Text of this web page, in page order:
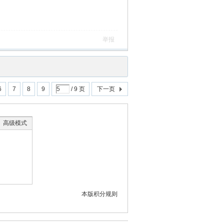
举报
7 8 9 / 9 页 下一页
高级模式
本版积分规则